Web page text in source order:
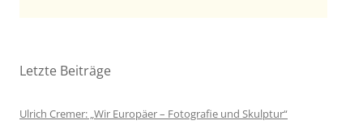
Letzte Beiträge
Ulrich Cremer: „Wir Europäer – Fotografie und Skulptur“